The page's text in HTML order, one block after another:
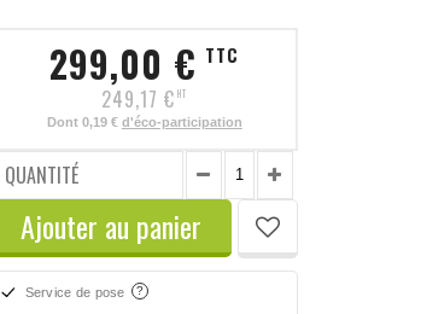
299,00 € TTC
249,17 € HT
Dont 0,19 € d'éco-participation
QUANTITÉ
Ajouter au panier
Service de pose